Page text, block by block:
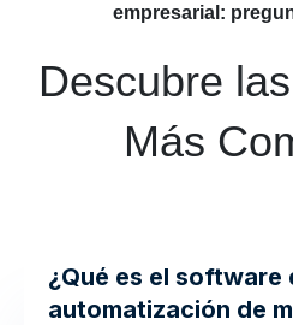
empresarial:
Descubre
Más
¿Qué es el software
automatización de